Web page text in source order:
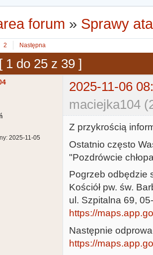
forum » Sprawy
2 Następna
1 do 25 z 39 ]
2025-11-06
maciejka104
2025-11-05
Z przykrością
Ostatnio często
"Pozdrówcie
Pogrzeb odbędzie
Kościół pw. św.
ul. Szpitalna 69,
https://
Następnie
https://